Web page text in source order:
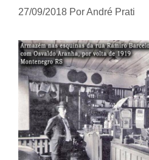
27/09/2018 PorAndré Prati